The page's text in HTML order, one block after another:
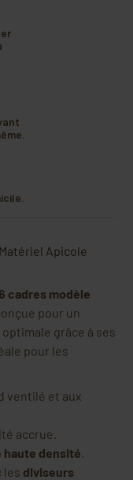
Apicole
cadres modèle
pour un
grâce à ses
pour les
ventilé et aux
accrue.
haute densité.
les diviseurs